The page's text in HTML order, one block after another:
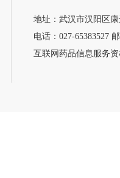
地址：武汉市汉阳区
电话：027-65383527
互联网药品信息服务